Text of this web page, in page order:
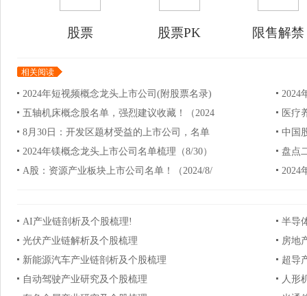
股票 股票PK 限售解禁
相关阅读
2024年短视频概念龙头上市公司(附股票名录)
2024
五轴机床概念股名单，强烈建议收藏！（2024
医疗
8月30日：开发区题材受益的上市公司，名单
中国
2024年镁概念龙头上市公司名单梳理（8/30）
盘点
A股：资源产业板块上市公司名单！（2024/8/
2024
AI产业链剖析及个股梳理!
半导
光伏产业链解析及个股梳理
房地
新能源汽车产业链剖析及个股梳理
超导
自动驾驶产业研究及个股梳理
人形